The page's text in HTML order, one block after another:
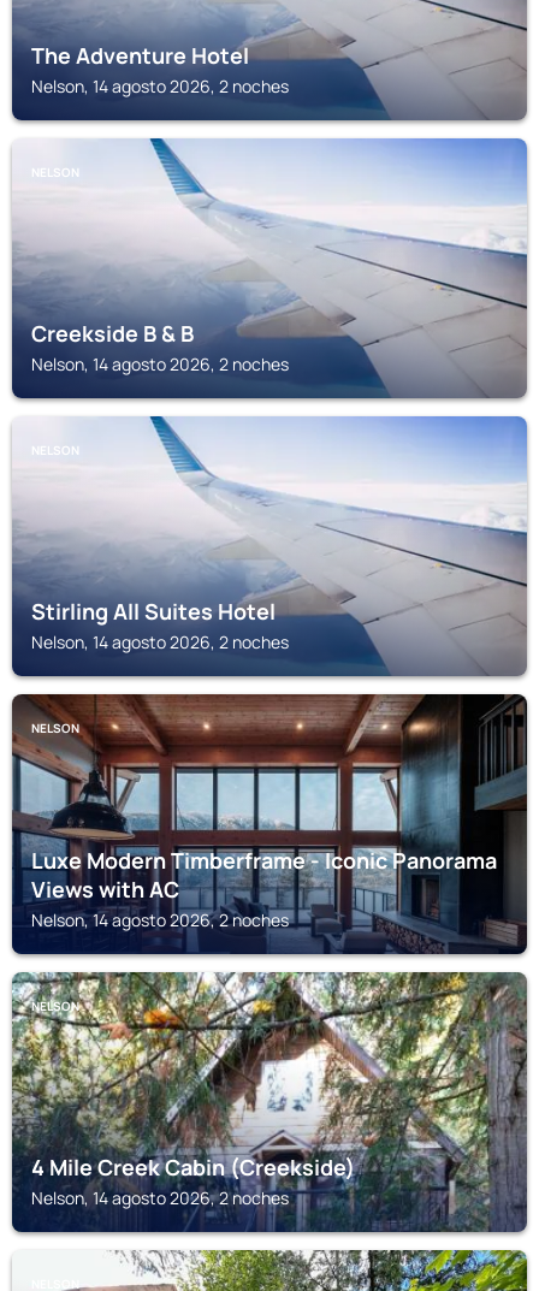
The Adventure Hotel
Nelson, 14 agosto 2026, 2 noches
NELSON
Creekside B & B
Nelson, 14 agosto 2026, 2 noches
NELSON
Stirling All Suites Hotel
Nelson, 14 agosto 2026, 2 noches
NELSON
Luxe Modern Timberframe - Iconic Panorama
Views with AC
Nelson, 14 agosto 2026, 2 noches
NELSON
4 Mile Creek Cabin (Creekside)
Nelson, 14 agosto 2026, 2 noches
NELSON